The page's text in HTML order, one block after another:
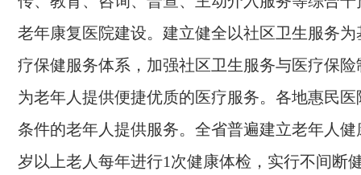
老年康复医院建设。建立健全以社区卫生服务
疗保健服务体系，加强社区卫生服务与医疗保
为老年人提供便捷优质的医疗服务。各地惠民
条件的老年人提供服务。全省普遍建立老年人
岁以上老人每年进行1次健康体检，实行不间断